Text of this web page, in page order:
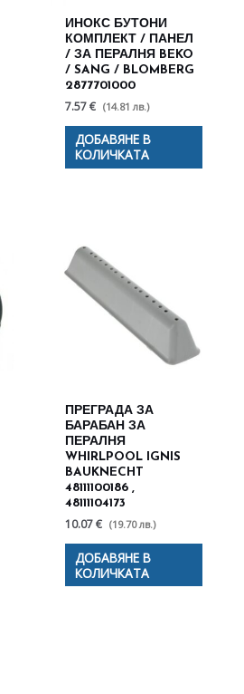
ИНОКС БУТОНИ
КОМПЛЕКТ / ПАНЕЛ
/ ЗА ПЕРАЛНЯ BEKO
/ SANG / BLOMBERG
2877701000
7.57 € (14.81 лв.)
ДОБАВЯНЕ В
КОЛИЧКАТА
ПРЕГРАДА ЗА
БАРАБАН ЗА
ПЕРАЛНЯ
WHIRLPOOL IGNIS
BAUKNECHT
48111100186 ,
48111104173
10.07 € (19.70 лв.)
ДОБАВЯНЕ В
КОЛИЧКАТА